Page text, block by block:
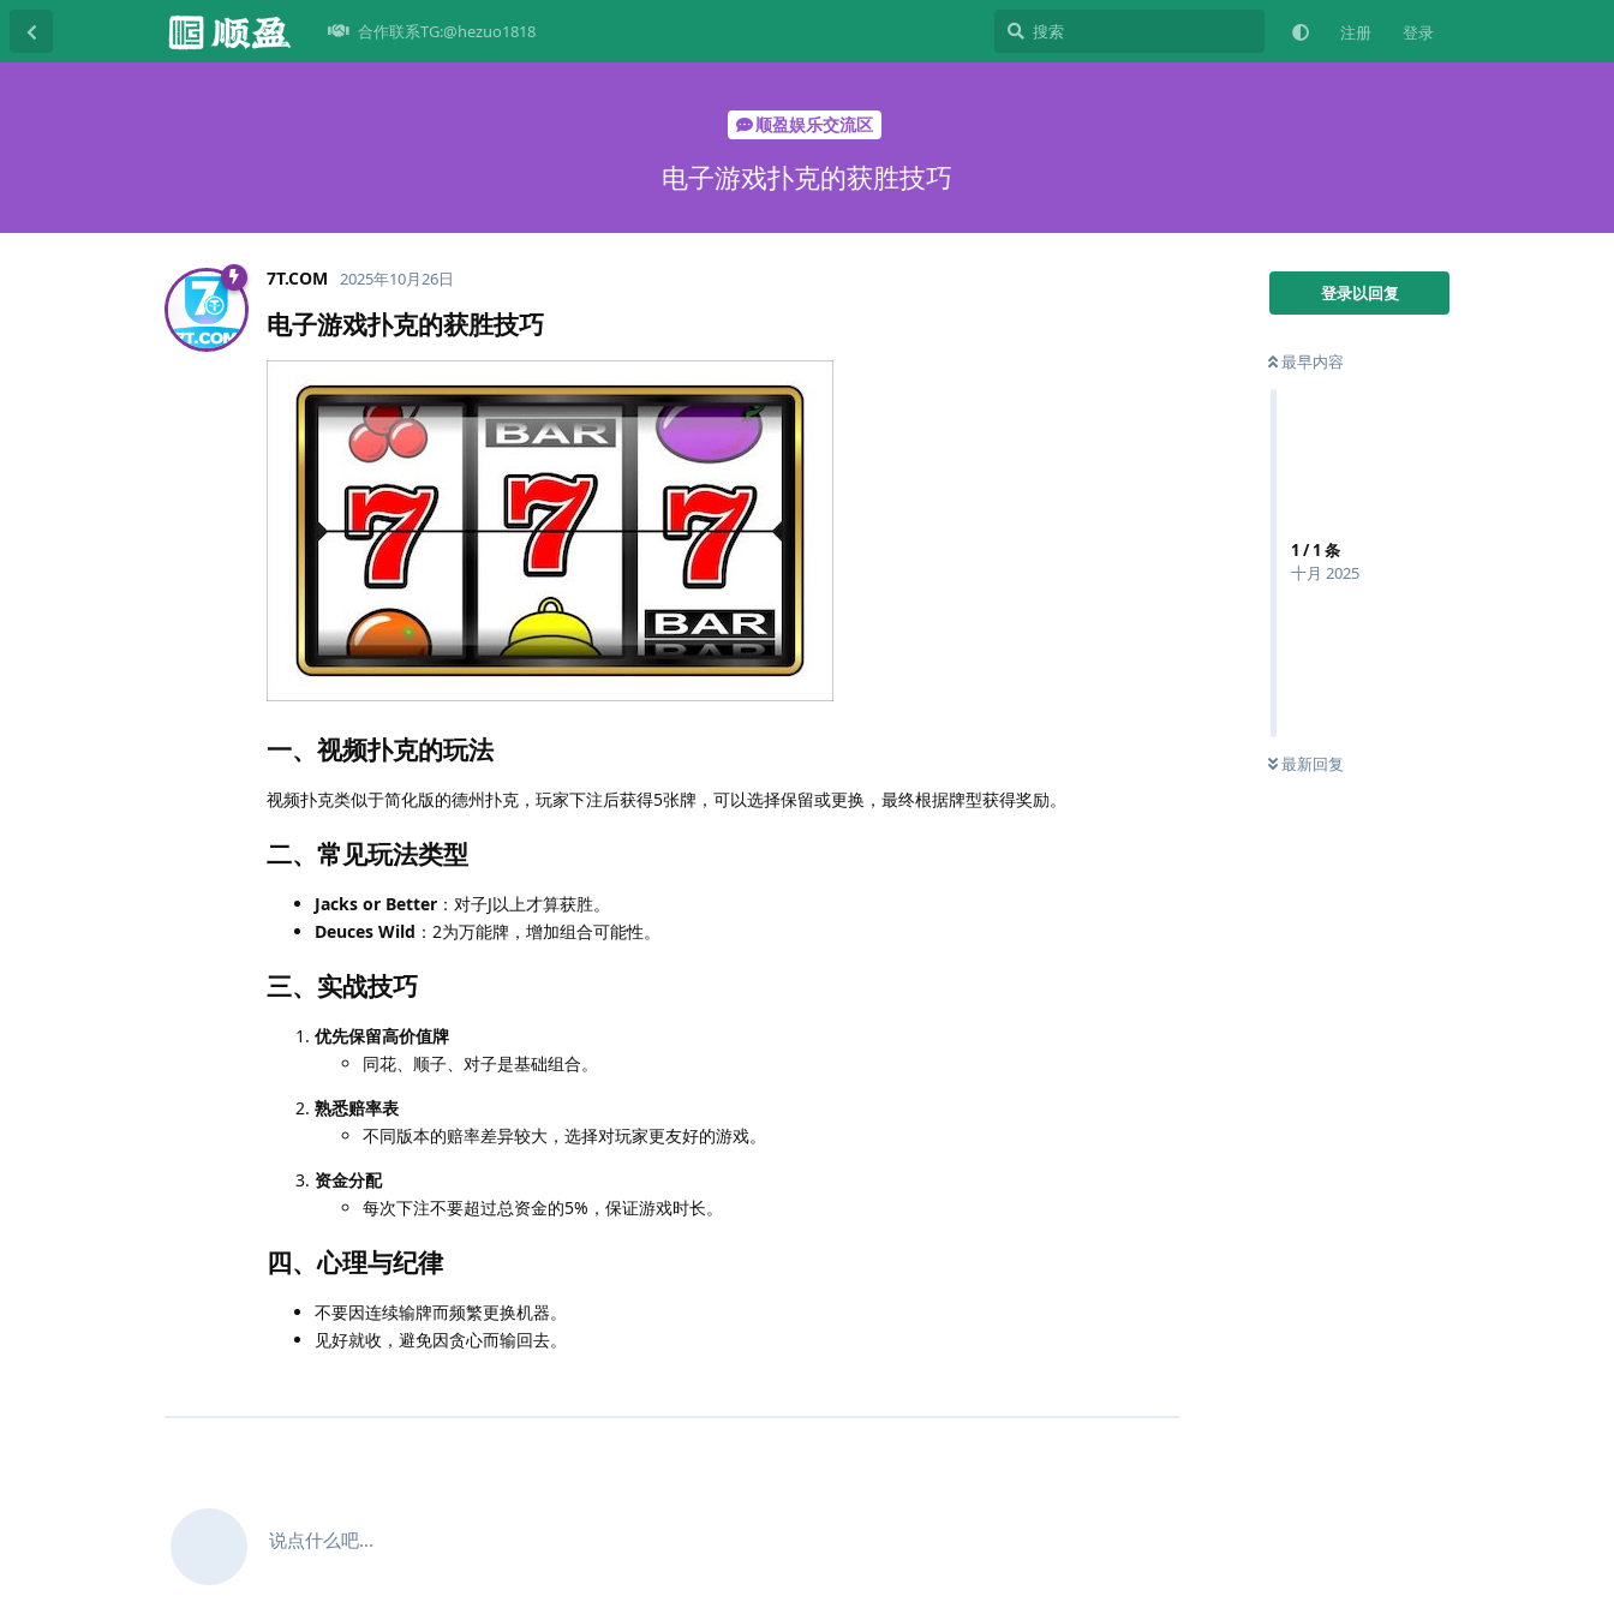
合作联系TG:@hezuo1818 注册 登录
顺盈娱乐交流区
电子游戏扑克的获胜技巧
登录以回复
最早内容
1 /1 条
十月 2025
最新回复
7T.​COM 2025年10月26日
电子游戏扑克的获胜技巧
一、视频扑克的玩法
视频扑克类似于简化版的德州扑克，玩家下注后获得5张牌，可以选择保留或更换，最终根据牌型获得奖励。
二、常见玩法类型
Jacks or Better ：对子J以上才算获胜。
Deuces Wild ：2为万能牌，增加组合可能性。
三、实战技巧
优先保留高价值牌
同花、顺子、对子是基础组合。
熟悉赔率表
不同版本的赔率差异较大，选择对玩家更友好的游戏。
资金分配
每次下注不要超过总资金的5%，保证游戏时长。
四、心理与纪律
不要因连续输牌而频繁更换机器。
见好就收，避免因贪心而输回去。
说点什么吧...